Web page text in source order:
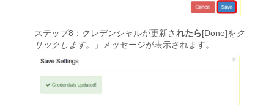
ステップ8：クレデンシャルが更新されたら[Done]を ク
リックします。
」メッセージが表示されます。